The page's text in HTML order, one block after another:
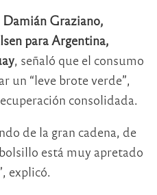
Damián Graziano,
para Argentina,
, señaló que el consumo
un “leve brote verde”,
consolidada.
de la gran cadena, de
está muy apretado
explicó.